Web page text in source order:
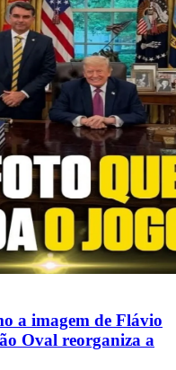
a imagem de Flávio
Oval reorganiza a